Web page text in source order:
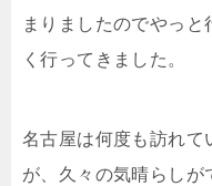
まりましたのでやっ
く行ってきました。
名古屋は何度も訪れて
が、久々の気晴らしが